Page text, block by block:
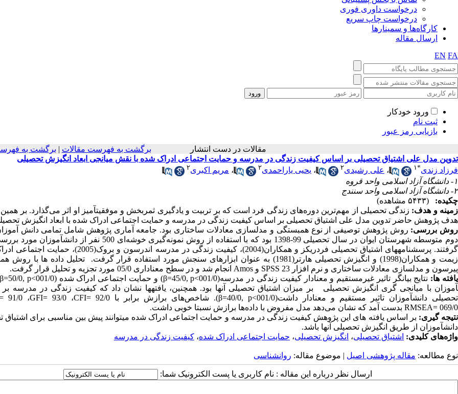
درخواست داوری فوری
درخواست چاپ سریع
کارگاه‌ها و سمینارها
ارسال مقاله
EN FA
ورود خودکار
ثبت نام
بازیابی رمز عبور
مقالات در دست انتشار برگشت به فهرست مقالات | برگشت به
تدوین مدل علی اشتیاق تحصیلی بر اساس کیفیت زندگی در مدرسه و حمایت اجتماعی ادراک شده با نقش میانجی ابعاد انگیزش تحصیلی
فرزاد زندی*۱ ، علی رشیدی۲ ، یحیی یاراحمدی۲ ، مریم اکبری۲
۱- دانشگاه آزاد اسلامی واحد قروه
۲- دانشگاه آزاد اسلامی واحد سنندج
چکیده:
(۵۴۳۳ مشاهده)
زمینه و هدف: زندگی تحصیلی از مهمترین دورههای زندگی فرد است که بر تربیت و یادگیری ثمربخش و موفقیت­آمیز او اثر می‌گذارد. بر
هدف پژوهش حاضر تدوین مدل علی اشتیاق تحصیلی بر اساس کیفیت زندگی در مدرسه و حمایت اجتماعی ادراک شده با ابعاد انگیزش
روش بررسی: روش پژوهش توصیفی از نوع همبستگی و مدلسازی­ معادلات ساختاری بود. جامعه آماری پژوهش شامل تمامی دانش
دوم متوسطه شهرستان ایوان در سال تحصیلی 99-1398 بود که با استفاده از روش نمونه
گیری خوشه
ای 500 نفر از دانش­آموزان مورد
گرفتند. پرسشنامه­های اشتیاق تحصیلی فردریکز و همکاران(2004)، کیفیت زندگی در مدرسه اندرسون و
زیمت و همکاران(1998) و انگیزش تحصیلی هارتر(1981) به عنوان ابزارهای سنجش مورد استفاده قرار گرفت. تحلیل داده ها با
پیرسون و مدلسازی معادلات ساختاری و نرم افزار 23
SPSS و Amos انجام شد و در سطح معناداری 05/0 مورد تجزیه و تحلیل قرار گرفت.
یافته ها: نتایج بیانگر تاثیر غیرمستقیم و معنادار کیفیت زندگی در مدرسه(001/0 , p<
45/0
β=) و حمایت اجتماعی ادراک شده (001/0 , p<
50/0
β=
آموزان با میانجی گری انگیزش تحصیلی بر میزان اشتیاق تحصیلی آنها بود. همچنین، یافته­ها نشان داد که کیفیت زندگی در مدرسه بر
تحصیلی دانش­آموزان تاثیر مستقیم و معنادار داشت(001/0
, p<
40/0
β=). شاخص‌های برازش برابر با 92/0 CFI=، 93/0 GFI=، 91/0
069/0
RMSEA= بدست آمد که نشان می‌دهد مدل مفروض با داده‌ها برازش نسبتا خوبی داشت.
نتیجه گیری: بر اساس یافته های این پژوهش کیفیت زندگی در مدرسه و حمایت اجتماعی ادراک شده می­توانند پیش بین مناسبی برای اشتیاق
دانش­آموزان از طریق انگیزش تحصیلی آنها باشد.
واژه‌های کلیدی: اشتیاق تحصیلی، انگیزش تحصیلی، حمایت اجتماعی ادراک شده، کیفیت زندگی در مدرسه
نوع مطالعه: مقاله پژوهشی اصیل | موضوع مقاله: روانشناسی
ارسال نظر درباره این مقاله : نام کاربری یا پست الکترونیک شما: